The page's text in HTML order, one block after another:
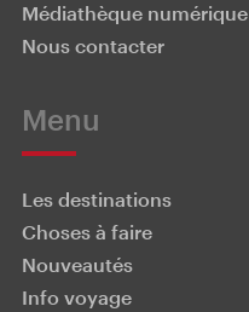
Médiathèque numérique
Nous contacter
Menu
Les destinations
Choses à faire
Nouveautés
Info voyage